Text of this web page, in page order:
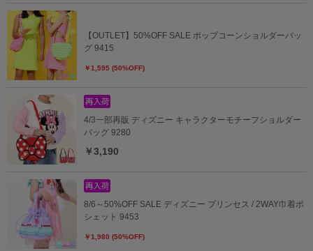
【OUTLET】50%OFF SALE ポップコーンショルダーバッ
グ 9415
￥1,595 (50%OFF)
4/3一部再販 ディズニー キャラクターモチーフショルダー
バッグ 9280
￥3,190
8/6～50%OFF SALE ディズニー プリンセス / 2WAY巾着ポ
シェット 9453
￥1,980 (50%OFF)